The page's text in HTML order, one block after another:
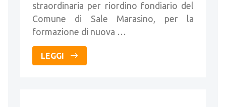
straordinaria per riordino fondiario del
Comune di Sale Marasino, per la
formazione di nuova …
LEGGI